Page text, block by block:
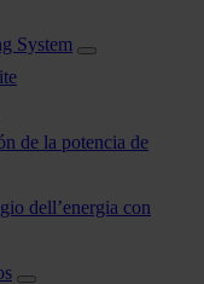
System
de la potencia de
dell’energia con